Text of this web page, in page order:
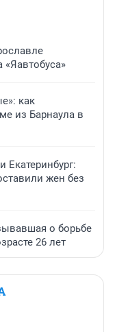
как
из Барнаула в
Екатеринбург:
жен без
о борьбе
26 лет